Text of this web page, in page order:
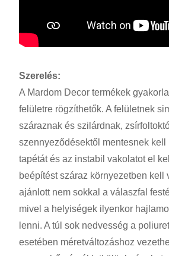
Szerelés:
A Mardom Decor termékek
felületre rögzíthetők. A felületnek
száraznak és szilárdnak,
szennyeződésektől mentesnek kell
tapétát és az instabil vakolatot el
beépítést száraz környezetben kell
ajánlott nem sokkal a válaszfal
mivel a helyiségek ilyenkor
lenni. A túl sok nedvesség a
esetében méretváltozáshoz